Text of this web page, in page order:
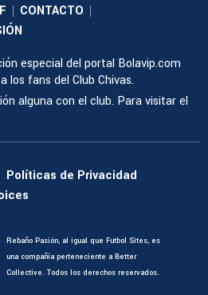
| CONTACTO |
especial del portal Bolavip.com
los fans del Club Chivas.
alguna con el club. Para visitar el
Políticas de Privacidad
Rebaño Pasión, al igual que Futbol Sites, es
una compañía perteneciente a Better
Collective. Todos los derechos reservados.